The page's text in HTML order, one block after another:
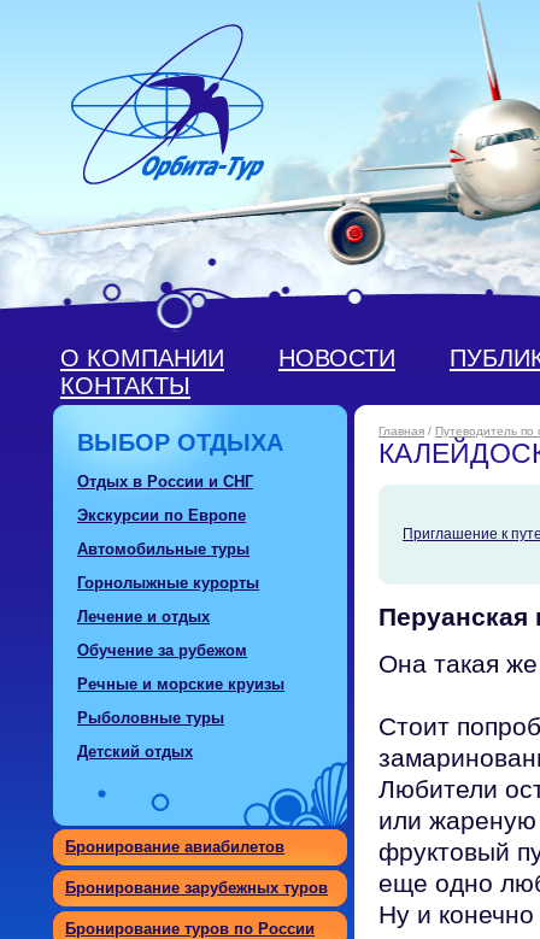
О КОМПАНИИ НОВОСТИ
КОНТАКТЫ
ВЫБОР ОТДЫХА
Отдых в России и СНГ
Экскурсии по Европе
Автомобильные туры
Горнолыжные курорты
Лечение и отдых
Обучение за рубежом
Речные и морские круизы
Рыболовные туры
Детский отдых
Бронирование авиабилетов
Бронирование зарубежных туров
Бронирование туров по России
Главная / Путеводитель по
Приглашение к
Перуанская
Она такая
Стоит
Любители
или
фруктовый
еще одно
Ну и